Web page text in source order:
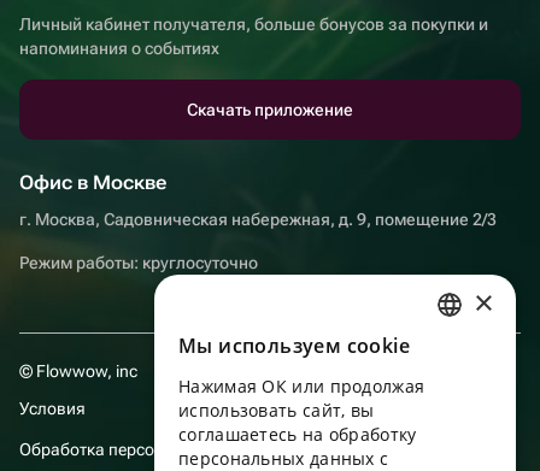
Личный кабинет получателя, больше бонусов за покупки и
напоминания о событиях
Скачать приложение
Офис в Москве
г. Москва, Садовническая набережная, д. 9, помещение 2/3
Режим работы: круглосуточно
© Flowwow, inc
Условия
Обработка персональных данных
ENGLISH
UKRAINIAN
×
Мы используем сookie
Нажимая ОК или продолжая
использовать сайт, вы
соглашаетесь на обработку
персональных данных с